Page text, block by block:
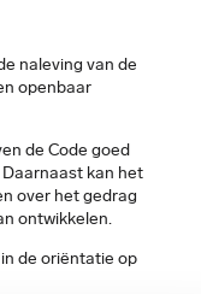
naleving van de
openbaar
de Code goed
kan het
over het gedrag
ontwikkelen.
de oriëntatie op